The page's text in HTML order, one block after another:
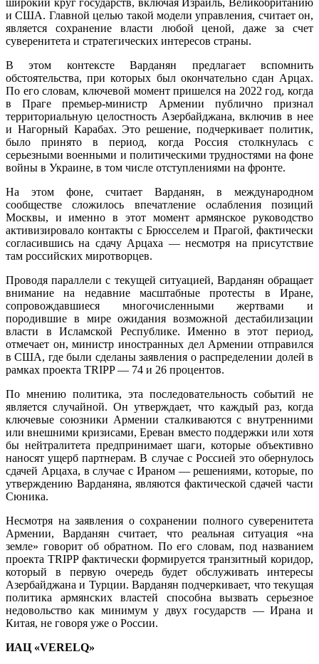
и США. Главной целью такой модели управления, считает он,
является сохранение власти любой ценой, даже за счет
суверенитета и стратегических интересов страны.
В этом контексте Варданян предлагает вспомнить
обстоятельства, при которых был окончательно сдан Арцах.
По его словам, ключевой момент пришелся на 2022 год, когда
в Праге премьер-министр Армении публично признал
территориальную целостность Азербайджана, включив в нее
и Нагорный Карабах. Это решение, подчеркивает политик,
было принято в период, когда Россия столкнулась с
серьезными военными и политическими трудностями на фоне
войны в Украине, в том числе отступлениями на фронте.
На этом фоне, считает Варданян, в международном
сообществе сложилось впечатление ослабления позиций
Москвы, и именно в этот момент армянское руководство
активизировало контакты с Брюсселем и Прагой, фактически
согласившись на сдачу Арцаха — несмотря на присутствие
там российских миротворцев.
Проводя параллели с текущей ситуацией, Варданян обращает
внимание на недавние масштабные протесты в Иране,
сопровождавшиеся многочисленными жертвами и
породившие в мире ожидания возможной дестабилизации
власти в Исламской Республике. Именно в этот период,
отмечает он, министр иностранных дел Армении отправился
в США, где были сделаны заявления о распределении долей в
рамках проекта TRIPP — 74 и 26 процентов.
По мнению политика, эта последовательность событий не
является случайной. Он утверждает, что каждый раз, когда
ключевые союзники Армении сталкиваются с внутренними
или внешними кризисами, Ереван вместо поддержки или хотя
бы нейтралитета предпринимает шаги, которые объективно
наносят ущерб партнерам. В случае с Россией это обернулось
сдачей Арцаха, в случае с Ираном — решениями, которые, по
утверждению Варданяна, являются фактической сдачей части
Сюника.
Несмотря на заявления о сохранении полного суверенитета
Армении, Варданян считает, что реальная ситуация «на
земле» говорит об обратном. По его словам, под названием
проекта TRIPP фактически формируется транзитный коридор,
который в первую очередь будет обслуживать интересы
Азербайджана и Турции. Варданян подчеркивает, что текущая
политика армянских властей способна вызвать серьезное
недовольство как минимум у двух государств — Ирана и
Китая, не говоря уже о России.
ИАЦ «VERELQ»